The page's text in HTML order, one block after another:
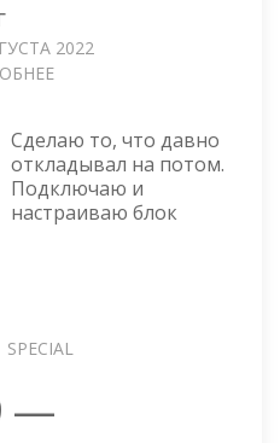
2022
—
ПОХОЖИЕ
СТАТЬИ
Сделаю то, что давно
откладывал на потом.
Подключаю и
настраиваю блок
SPECIAL
—